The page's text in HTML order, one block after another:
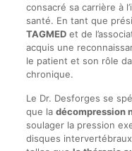
consacré sa carrière à
santé. En tant que
TAGMEDet de
acquis une
le patient et son rôle
chronique.
Le Dr. Desforges se
que la décompression
soulager la pression
disques